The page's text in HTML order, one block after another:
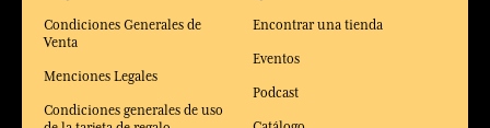
Condiciones Generales de
Venta
Menciones Legales
Condiciones generales de uso
Encontrar una tienda
Eventos
Podcast